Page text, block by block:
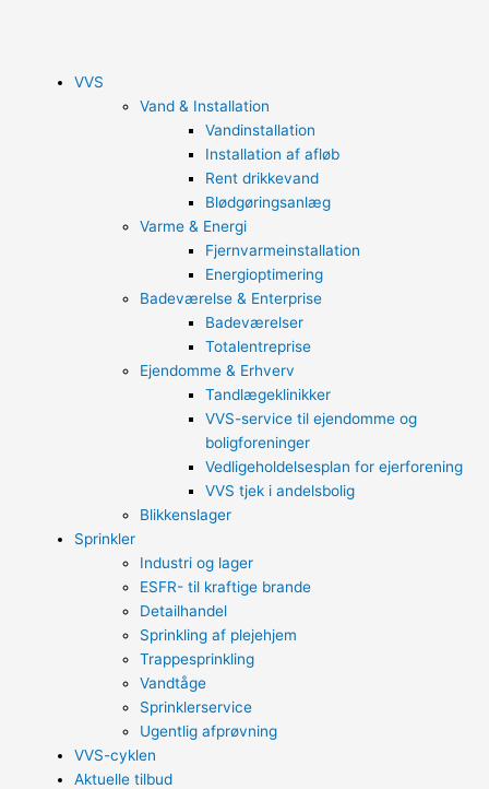
VVS
Vand & Installation
Vandinstallation
Installation af afløb
Rent drikkevand
Blødgøringsanlæg
Varme & Energi
Fjernvarmeinstallation
Energioptimering
Badeværelse & Enterprise
Badeværelser
Totalentreprise
Ejendomme & Erhverv
Tandlægeklinikker
VVS-service til ejendomme og
boligforeninger
Vedligeholdelsesplan for ejerforening
VVS tjek i andelsbolig
Blikkenslager
Sprinkler
Industri og lager
ESFR- til kraftige brande
Detailhandel
Sprinkling af plejehjem
Trappesprinkling
Vandtåge
Sprinklerservice
Ugentlig afprøvning
VVS-cyklen
Aktuelle tilbud